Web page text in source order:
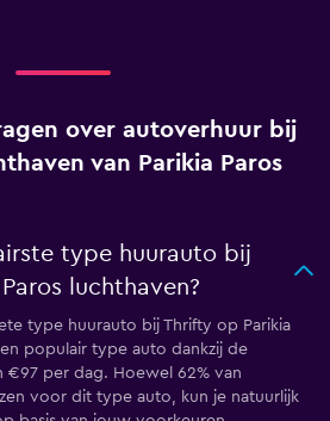
over autoverhuur bij
van Parikia Paros
type huurauto bij
luchthaven?
type huurauto bij Thrifty op Parikia
populair type auto dankzij de
€97 per dag. Hoewel 62% van
voor dit type auto, kun je natuurlijk